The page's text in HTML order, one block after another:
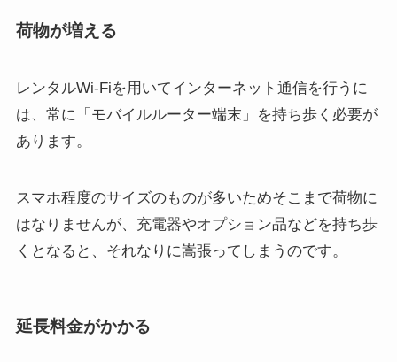
荷物が増える
レンタルWi-Fiを用いてインターネット通信を行うに
は、常に「モバイルルーター端末」を持ち歩く必要が
あります。
スマホ程度のサイズのものが多いためそこまで荷物に
はなりませんが、充電器やオプション品などを持ち歩
くとなると、それなりに嵩張ってしまうのです。
延長料金がかかる